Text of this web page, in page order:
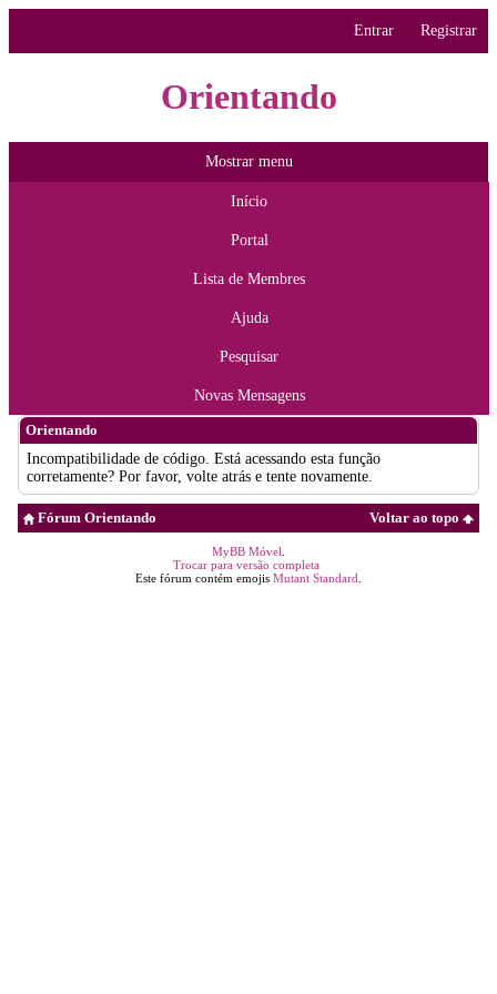
Entrar Registrar
Orientando
Mostrar menu
Início
Portal
Lista de Membres
Ajuda
Pesquisar
Novas Mensagens
Orientando
Incompatibilidade de código. Está acessando esta função
corretamente? Por favor, volte atrás e tente novamente.
Voltar ao topo
Fórum Orientando
MyBB Móvel
Trocar para versão completa
Este fórum contém emojis Mutant Standard